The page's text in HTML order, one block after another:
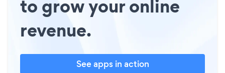
to grow your online
revenue.
See apps in action